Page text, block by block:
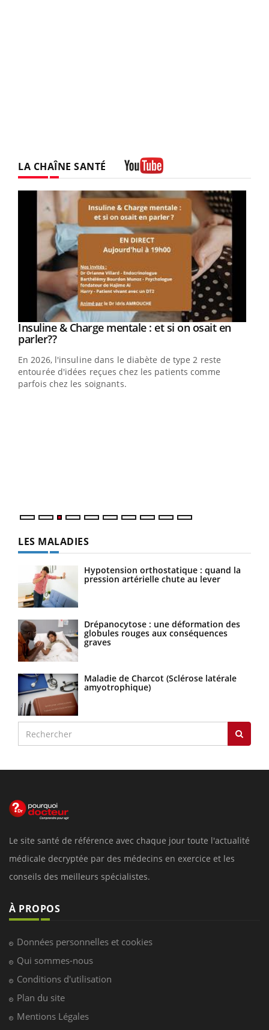
LA CHAÎNE SANTÉ
Youtube
Insuline & Charge mentale : et si on osait en
parler??Youtube
En 2026, l'insuline dans le diabète de type 2 reste
entourée d'idées reçues chez les patients comme
parfois chez les soignants.
LES MALADIES
Hypotension orthostatique : quand la
pression artérielle chute au lever
Drépanocytose : une déformation des
globules rouges aux conséquences
graves
Maladie de Charcot (Sclérose latérale
amyotrophique)
Le site santé de référence avec chaque jour toute l'actualité
médicale decryptée par des médecins en exercice et les
conseils des meilleurs spécialistes.
À PROPOS
Données personnelles et cookies
Qui sommes-nous
Conditions d'utilisation
Plan du site
Mentions Légales